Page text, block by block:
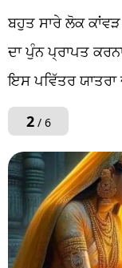
ਬਹੁਤ ਸਾਰੇ ਲੋਕ
ਦਾ ਪੁੰਨ ਪ੍ਰਾਪਤ
ਇਸ ਪਵਿੱਤਰ ਯਾਤਰਾ
2/ 6